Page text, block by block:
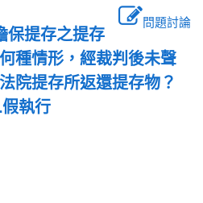
問題討論
保提存之提存
種情形，經裁判後未聲
院提存所返還提存物？
假執行